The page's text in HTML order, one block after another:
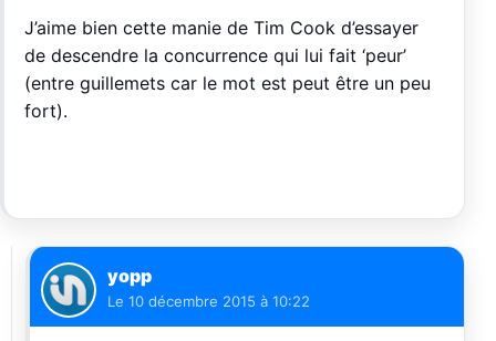
J’aime bien cette manie de Tim Cook d’essayer
de descendre la concurrence qui lui fait ‘peur’
(entre guillemets car le mot est peut être un peu
fort).
yopp
Le 10 décembre 2015 à 10:22